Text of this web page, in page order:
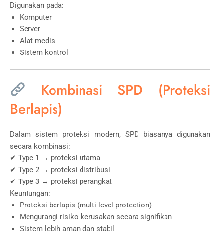
Digunakan pada:
Komputer
Server
Alat medis
Sistem kontrol
Kombinasi SPD (Proteksi
Berlapis)
Dalam sistem proteksi modern, SPD biasanya digunakan
secara kombinasi:
✔ Type 1 → proteksi utama
✔ Type 2 → proteksi distribusi
✔ Type 3 → proteksi perangkat
Keuntungan:
Proteksi berlapis (multi-level protection)
Mengurangi risiko kerusakan secara signifikan
Sistem lebih aman dan stabil